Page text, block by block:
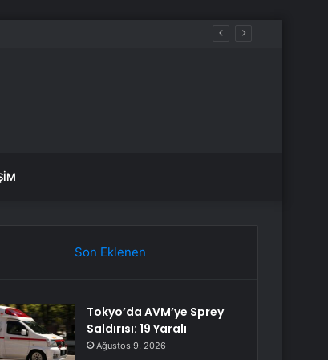
Son Eklenen
Tokyo’da AVM’ye Sprey
Saldırısı: 19 Yaralı
Ağustos 9, 2026